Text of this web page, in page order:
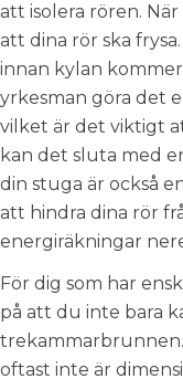
att isolera rören.
att dina rör ska
innan kylan
yrkesman göra det
vilket är det viktigt
kan det sluta med
din stuga är också
att hindra dina rör
energiräkningar
För dig som har
på att du inte bara
oftast inte är